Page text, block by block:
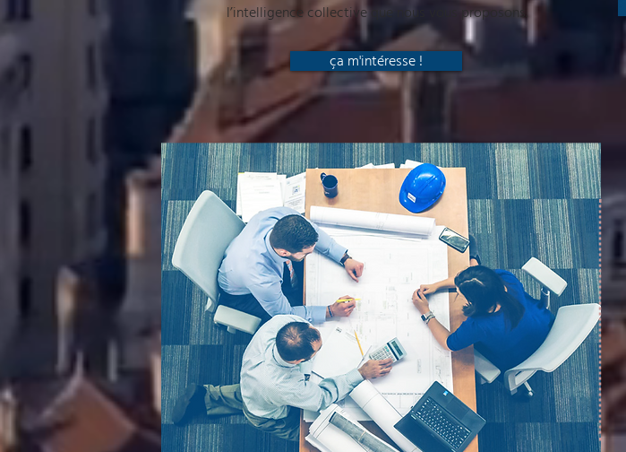
l’intelligence collective que nous vous proposons.
ça m'intéresse !